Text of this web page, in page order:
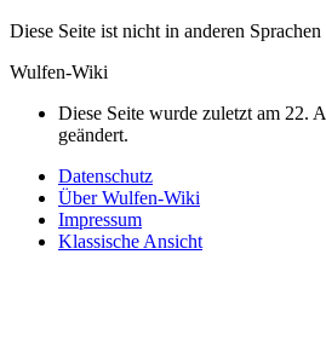
Diese Seite ist nicht in anderen
Wulfen-Wiki
Diese Seite wurde zuletzt am 22.
geändert.
Datenschutz
Über Wulfen-Wiki
Impressum
Klassische Ansicht